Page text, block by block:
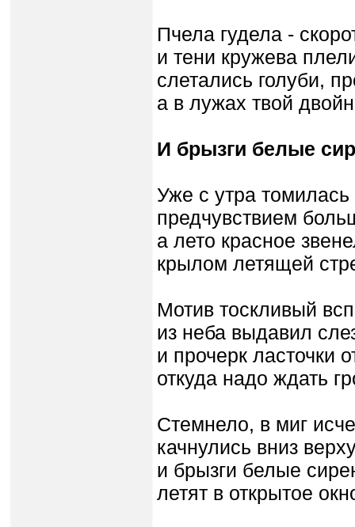
Пчела гудела -
и тени кружева
слетались голуби,
а в лужах твой
И брызги белые
Уже с утра томилась
предчувствием
а лето красное
крылом летящей
Мотив тоскливый
из неба выдавил
и прочерк ласточки
откуда надо ждать
Стемнело, в миг
качнулись вниз
и брызги белые
летят в открытое